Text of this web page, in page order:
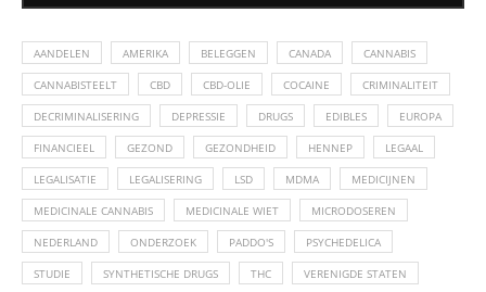
AANDELEN AMERIKA BELEGGEN CANADA CANNABIS
CANNABISTEELT CBD CBD-OLIE COCAINE CRIMINALITEIT
DECRIMINALISERING DEPRESSIE DRUGS EDIBLES EUROPA
FINANCIEEL GEZOND GEZONDHEID HENNEP LEGAAL
LEGALISATIE LEGALISERING LSD MDMA MEDICIJNEN
MEDICINALE CANNABIS MEDICINALE WIET MICRODOSEREN
NEDERLAND ONDERZOEK PADDO'S PSYCHEDELICA
STUDIE SYNTHETISCHE DRUGS THC VERENIGDE STATEN